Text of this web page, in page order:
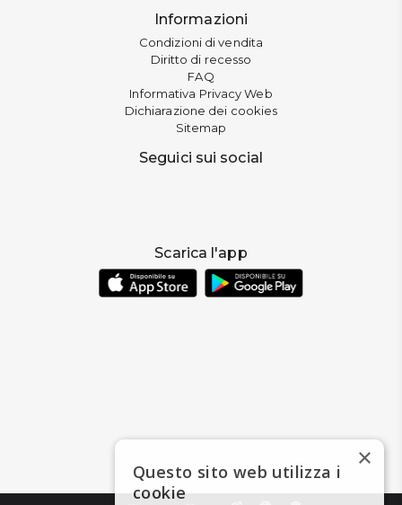
Informazioni
Condizioni di vendita
Diritto di recesso
FAQ
Informativa Privacy Web
Dichiarazione dei cookies
Sitemap
Seguici sui social
Scarica l'app
×
Questo sito web utilizza i
cookie